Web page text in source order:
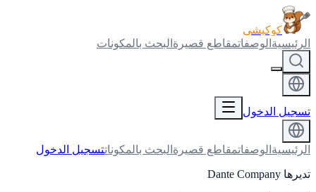
كوكيشي
الرئيسية الوصفاتمقاطع قصيرة البحث بالمكونات
تسجيل الدخول
الرئيسية الوصفاتمقاطع قصيرة البحث بالمكوناتتسجيل الدخول
تديرها Dante Company